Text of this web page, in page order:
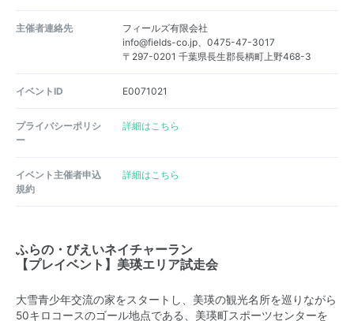
主催者連絡先
フィールズ有限会社
info@fields-co.jp、0475-47-3017
〒297-0201 千葉県長生郡長柄町上野468-3
イベントID E0071021
プライバシーポリシ
ー
詳細はこちら
イベント主催者申込
規約
詳細はこちら
ふらの・びえいネイチャーラン
【プレイベント】美瑛エリア試走会
大雪青少年交流の家をスタートし、美瑛の観光名所を巡りながら
50キロコースのゴール地点である、美瑛町スポーツセンターを